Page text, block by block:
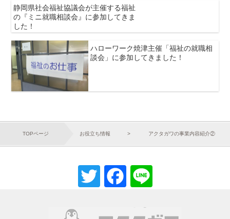
静岡県社会福祉協議会が主催する福祉
の『ミニ就職相談会』に参加してきま
した！
ハローワーク焼津主催「福祉の就職相
談会」に参加してきました！
TOPページ お役立ち情報 アクタガワの事業内容紹介②
TwitterFacebook